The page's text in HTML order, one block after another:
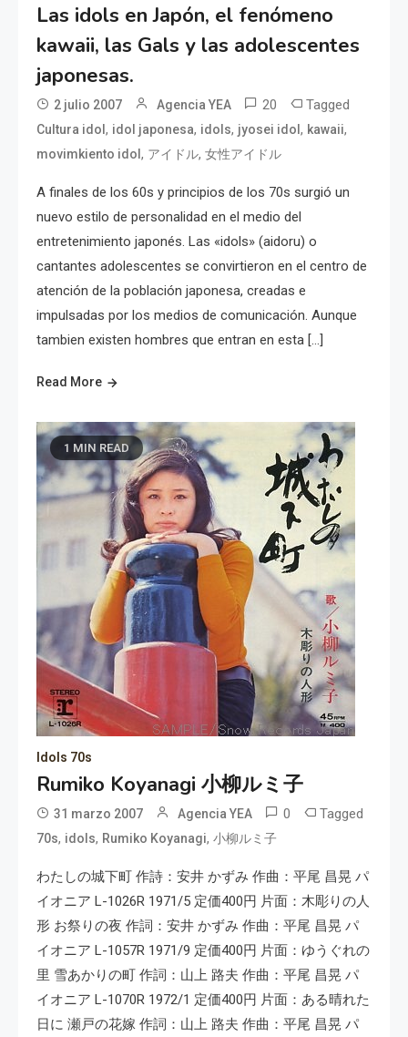
Las idols en Japón, el fenómeno
kawaii, las Gals y las adolescentes
japonesas.
2 julio 2007 Agencia YEA 20 Tagged
Cultura idol, idol japonesa, idols, jyosei idol, kawaii,
movimkiento idol, アイドル,女性アイドル
A finales de los 60s y principios de los 70s surgió un
nuevo estilo de personalidad en el medio del
entretenimiento japonés. Las «idols» (aidoru) o
cantantes adolescentes se convirtieron en el centro de
atención de la población japonesa, creadas e
impulsadas por los medios de comunicación. Aunque
tambien existen hombres que entran en esta […]
Read More
1 MIN READ
Idols 70s
Rumiko Koyanagi 小柳ルミ子
31 marzo 2007 Agencia YEA 0 Tagged
70s, idols, Rumiko Koyanagi,小柳ルミ子
わたしの城下町 作詩：安井 かずみ 作曲：平尾 昌晃 パ
イオニア L-1026R 1971/5 定価400円 片面：木彫りの人
形 お祭りの夜 作詞：安井 かずみ 作曲：平尾 昌晃 パ
イオニア L-1057R 1971/9 定価400円 片面：ゆうぐれの
里 雪あかりの町 作詞：山上 路夫 作曲：平尾 昌晃 パ
イオニア L-1070R 1972/1 定価400円 片面：ある晴れた
日に 瀬戸の花嫁 作詞：山上 路夫 作曲：平尾 昌晃 パ